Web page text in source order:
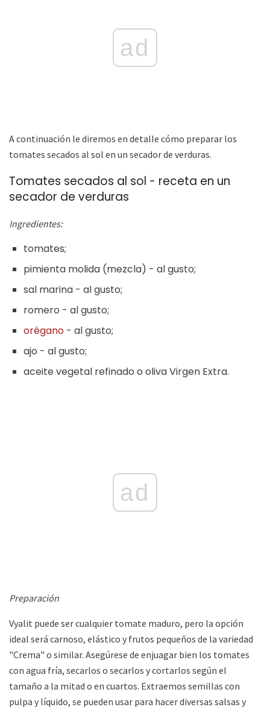
ad
A continuación le diremos en detalle cómo preparar los
tomates secados al sol en un secador de verduras.
Tomates secados al sol - receta en un
secador de verduras
Ingredientes:
tomates;
pimienta molida (mezcla) - al gusto;
sal marina - al gusto;
romero - al gusto;
orégano - al gusto;
ajo - al gusto;
aceite vegetal refinado o oliva Virgen Extra.
ad
Preparación
Vyalit puede ser cualquier tomate maduro, pero la opción
ideal será carnoso, elástico y frutos pequeños de la variedad
"Crema" o similar. Asegúrese de enjuagar bien los tomates
con agua fría, secarlos o secarlos y cortarlos según el
tamaño a la mitad o en cuartos. Extraemos semillas con
pulpa y líquido, se pueden usar para hacer diversas salsas y